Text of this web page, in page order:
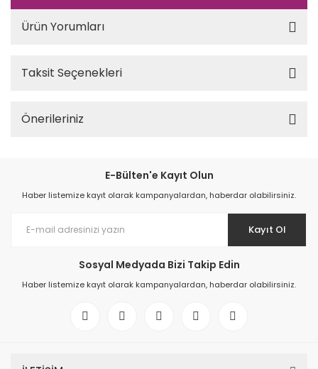
Ürün Yorumları
Taksit Seçenekleri
Önerileriniz
E-Bülten'e Kayıt Olun
Haber listemize kayıt olarak kampanyalardan, haberdar olabilirsiniz.
Kayıt Ol
Sosyal Medyada Bizi Takip Edin
Haber listemize kayıt olarak kampanyalardan, haberdar olabilirsiniz.